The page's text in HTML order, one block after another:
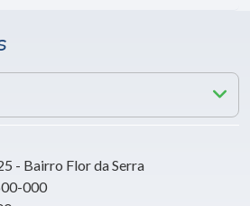
- Bairro Flor da Serra
000